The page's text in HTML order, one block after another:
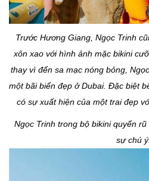
Trước Hương Giang, Ngọc Trinh
xôn xao với hình ảnh mặc bikini
thay vì đến sa mạc nóng bỏng,
một bãi biển đẹp ở Dubai. Đặc biệt
có sự xuất hiện của một trai đẹp
Ngọc Trinh trong bộ bikini quyến
sự chú ý.